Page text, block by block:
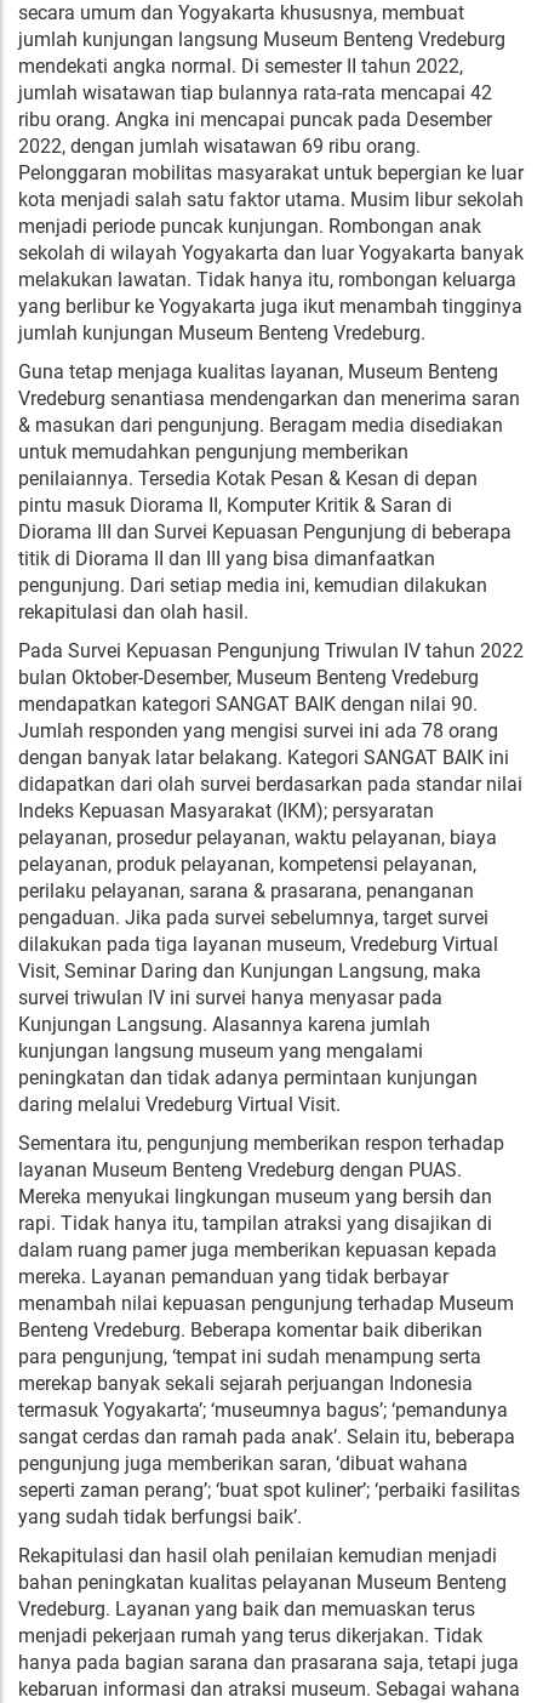
secara umum dan Yogyakarta khususnya, membuat
jumlah kunjungan langsung Museum Benteng Vredeburg
mendekati angka normal. Di semester II tahun 2022,
jumlah wisatawan tiap bulannya rata-rata mencapai 42
ribu orang. Angka ini mencapai puncak pada Desember
2022, dengan jumlah wisatawan 69 ribu orang.
Pelonggaran mobilitas masyarakat untuk bepergian ke luar
kota menjadi salah satu faktor utama. Musim libur sekolah
menjadi periode puncak kunjungan. Rombongan anak
sekolah di wilayah Yogyakarta dan luar Yogyakarta banyak
melakukan lawatan. Tidak hanya itu, rombongan keluarga
yang berlibur ke Yogyakarta juga ikut menambah tingginya
jumlah kunjungan Museum Benteng Vredeburg.
Guna tetap menjaga kualitas layanan, Museum Benteng
Vredeburg senantiasa mendengarkan dan menerima saran
& masukan dari pengunjung. Beragam media disediakan
untuk memudahkan pengunjung memberikan
penilaiannya. Tersedia Kotak Pesan & Kesan di depan
pintu masuk Diorama II, Komputer Kritik & Saran di
Diorama III dan Survei Kepuasan Pengunjung di beberapa
titik di Diorama II dan III yang bisa dimanfaatkan
pengunjung. Dari setiap media ini, kemudian dilakukan
rekapitulasi dan olah hasil.
Pada Survei Kepuasan Pengunjung Triwulan IV tahun 2022
bulan Oktober-Desember, Museum Benteng Vredeburg
mendapatkan kategori SANGAT BAIK dengan nilai 90.
Jumlah responden yang mengisi survei ini ada 78 orang
dengan banyak latar belakang. Kategori SANGAT BAIK ini
didapatkan dari olah survei berdasarkan pada standar nilai
Indeks Kepuasan Masyarakat (IKM); persyaratan
pelayanan, prosedur pelayanan, waktu pelayanan, biaya
pelayanan, produk pelayanan, kompetensi pelayanan,
perilaku pelayanan, sarana & prasarana, penanganan
pengaduan. Jika pada survei sebelumnya, target survei
dilakukan pada tiga layanan museum, Vredeburg Virtual
Visit, Seminar Daring dan Kunjungan Langsung, maka
survei triwulan IV ini survei hanya menyasar pada
Kunjungan Langsung. Alasannya karena jumlah
kunjungan langsung museum yang mengalami
peningkatan dan tidak adanya permintaan kunjungan
daring melalui Vredeburg Virtual Visit.
Sementara itu, pengunjung memberikan respon terhadap
layanan Museum Benteng Vredeburg dengan PUAS.
Mereka menyukai lingkungan museum yang bersih dan
rapi. Tidak hanya itu, tampilan atraksi yang disajikan di
dalam ruang pamer juga memberikan kepuasan kepada
mereka. Layanan pemanduan yang tidak berbayar
menambah nilai kepuasan pengunjung terhadap Museum
Benteng Vredeburg. Beberapa komentar baik diberikan
para pengunjung, ‘tempat ini sudah menampung serta
merekap banyak sekali sejarah perjuangan Indonesia
termasuk Yogyakarta’; ‘museumnya bagus’; ‘pemandunya
sangat cerdas dan ramah pada anak’. Selain itu, beberapa
pengunjung juga memberikan saran, ‘dibuat wahana
seperti zaman perang’; ‘buat spot kuliner’; ‘perbaiki fasilitas
yang sudah tidak berfungsi baik’.
Rekapitulasi dan hasil olah penilaian kemudian menjadi
bahan peningkatan kualitas pelayanan Museum Benteng
Vredeburg. Layanan yang baik dan memuaskan terus
menjadi pekerjaan rumah yang terus dikerjakan. Tidak
hanya pada bagian sarana dan prasarana saja, tetapi juga
kebaruan informasi dan atraksi museum. Sebagai wahana